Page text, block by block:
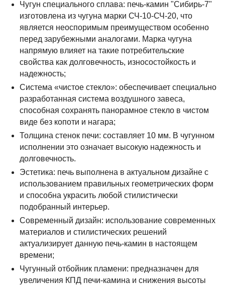
Чугун специального сплава: печь-камин "Сибирь-7"
изготовлена из чугуна марки СЧ-10-СЧ-20, что
является неоспоримым преимуществом особенно
перед зарубежными аналогами. Марка чугуна
напрямую влияет на такие потребительские
свойства как долговечность, износостойкость и
надежность;
Система «чистое стекло»: обеспечивает специально
разработанная система воздушного завеса,
способная сохранять панорамное стекло в чистом
виде без копоти и нагара;
Толщина стенок печи: составляет 10 мм. В чугунном
исполнении это означает высокую надежность и
долговечность.
Эстетика: печь выполнена в актуальном дизайне с
использованием правильных геометрических форм
и способна украсить любой стилистически
подобранный интерьер.
Современный дизайн: использование современных
материалов и стилистических решений
актуализирует данную печь-камин в настоящем
времени;
Чугунный отбойник пламени: предназначен для
увеличения КПД печи-камина и снижения высоты